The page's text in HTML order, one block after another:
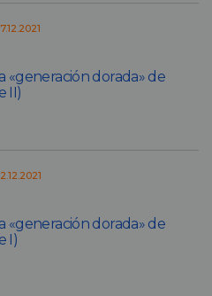
«generación dorada» de
II)
«generación dorada» de
I)